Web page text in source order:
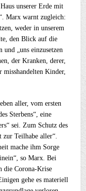
unserer Erde mit
Marx warnt zugleich:
weder in unserem
den Blick auf die
und „uns einzusetzen
der Kranken, derer,
misshandelten Kinder,
aller, vom ersten
Sterbens“, eine
sei. Zum Schutz des
zur Teilhabe aller“.
mache ihm Sorge
so Marx. Bei
die Corona-Krise
gehe es materiell